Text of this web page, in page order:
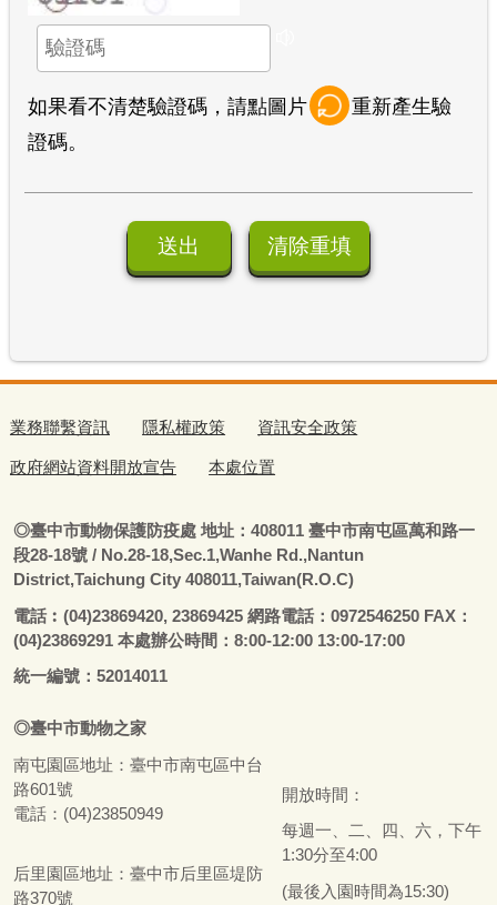
如果看不清楚驗證碼，請點圖片
重新產生驗
證碼。
業務聯繫資訊 隱私權政策 資訊安全政策
政府網站資料開放宣告 本處位置
◎臺中市動物保護防疫處地址：408011 臺中市南屯區萬和路一
段28-18號 / No.28-18,Sec.1,Wanhe Rd.,Nantun
District,Taichung City 408011,Taiwan(R.O.C)
電話︰ (04)23869420, 23869425 網路電話：0972546250 FAX：
(04)23869291 本處辦公時間：8:00-12:00 13:00-17:00
統一編號：52014011
◎臺中市動物之家
南屯園區地址： 臺中市南屯區中台
路601號
電話：(04)23850949
后里園區地址： 臺中市后里區堤防
路370號
開放時間：
每週一、二、四、六，下午
1:30分至4:00
(最後入園時間為15:30)